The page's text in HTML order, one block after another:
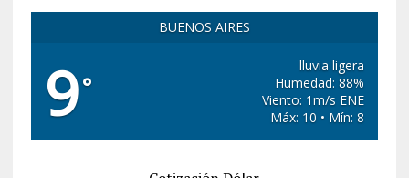
BUENOS AIRES
9°
lluvia ligera
Humedad: 88%
Viento: 1m/s ENE
Máx: 10 • Mín: 8